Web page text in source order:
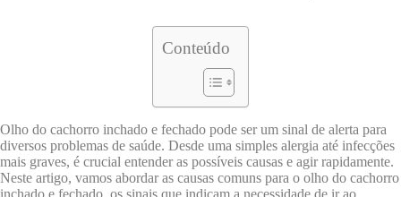
Conteúdo
Olho do cachorro inchado e fechado pode ser um sinal de alerta para
diversos problemas de saúde. Desde uma simples alergia até infecções
mais graves, é crucial entender as possíveis causas e agir rapidamente.
Neste artigo, vamos abordar as causas comuns para o olho do cachorro